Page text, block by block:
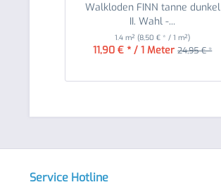
Walkloden FINN tanne dunkel
II. Wahl -...
1.4 m²(8,50 € * / 1 m²)
11,90 € * / 1 Meter 24,95 € *
Service Hotline